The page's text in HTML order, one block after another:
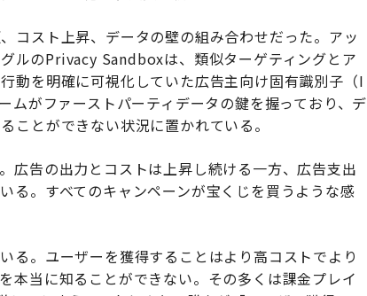
コスト上昇、データの壁の組み合わせだった。アッ
ルのPrivacy Sandboxは、類似ターゲティングとア
動を明確に可視化していた広告主向け固有識別子（I
ムがファーストパーティデータの鍵を握っており、デ
ことができない状況に置かれている。
広告の出力とコストは上昇し続ける一方、広告支出
る。すべてのキャンペーンが宝くじを買うような感
る。ユーザーを獲得することはより高コストでより
本当に知ることができない。その多くは課金プレイ